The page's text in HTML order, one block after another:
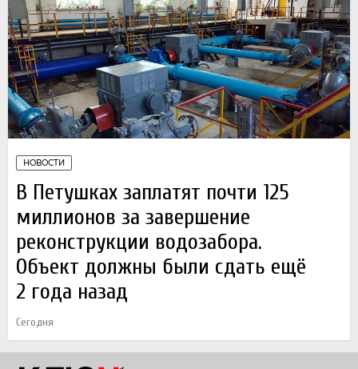
НОВОСТИ
В Петушках заплатят почти 125
миллионов за завершение
реконструкции водозабора.
Объект должны были сдать ещё
2 года назад
Сегодня